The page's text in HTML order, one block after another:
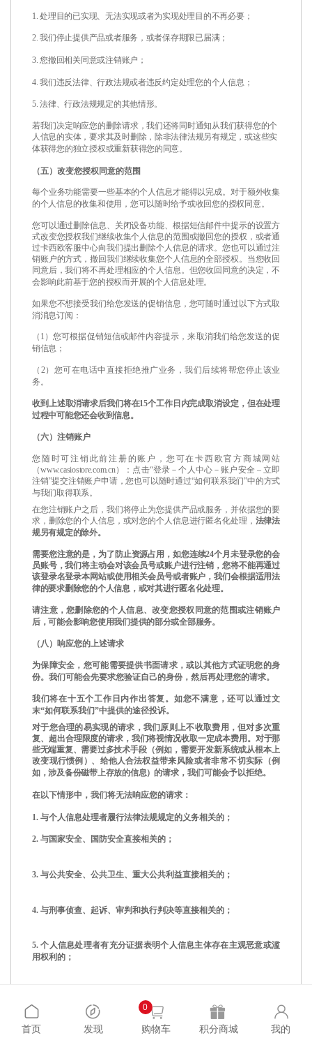
1.处理目的已实现、无法实现或者为实现处理目的不再必要；
2.我们停止提供产品或者服务，或者保存期限已届满；
3.您撤回相关同意或注销账户；
4.我们违反法律、行政法规或者违反约定处理您的个人信息；
5.法律、行政法规规定的其他情形。
若我们决定响应您的删除请求，我们还将同时通知从我们获得您的个
人信息的实体，要求其及时删除，除非法律法规另有规定，或这些实
体获得您的独立授权或重新获得您的同意。
（五）改变您授权同意的范围
每个业务功能需要一些基本的个人信息才能得以完成。对于额外收集
的个人信息的收集和使用，您可以随时给予或收回您的授权同意。
您可以通过删除信息、关闭设备功能、根据短信邮件中提示的设置方
式改变您授权我们继续收集个人信息的范围或撤回您的授权，或者通
过卡西欧客服中心向我们提出删除个人信息的请求。您也可以通过注
销账户的方式，撤回我们继续收集您个人信息的全部授权。当您收回
同意后，我们将不再处理相应的个人信息。但您收回同意的决定，不
会影响此前基于您的授权而开展的个人信息处理。
如果您不想接受我们给您发送的促销信息，您可随时通过以下方式取
消消息订阅：
（ 1 ）您可根据促销短信或邮件内容提示，来取消我们给您发送的促
销信息；
（ 2）您可在电话中直接拒绝推广业务，我们后续将帮您停止该业
务。
收到上述取消请求后我们将在15个工作日内完成取消设定，但在处理
过程中可能您还会收到信息。
（六）注销账户
您随时可注销此前注册的账户，您可在卡西欧官方商城网站
（www.casiostore.com.cn）：点击“登录－个人中心－账户安全 – 立即
注销”提交注销账户申请，您也可以随时通过“如何联系我们”中的方式
与我们取得联系。
在您注销账户之后，我们将停止为您提供产品或服务，并依据您的要
求，删除您的个人信息，或对您的个人信息进行匿名化处理， 法律法
规另有规定的除外。
需要您注意的是，为了防止资源占用，如您连续24个月未登录您的会
员账号，我们将主动会对该会员号或账户进行注销，您将不能再通过
该登录名登录本网站或使用相关会员号或者账户，我们会根据适用法
律的要求删除您的个人信息，或对其进行匿名化处理。
请注意，您删除您的个人信息、改变您授权同意的范围或注销账户
后，可能会影响您使用我们提供的部分或全部服务。
（八）响应您的上述请求
为保障安全，您可能需要提供书面请求，或以其他方式证明您的身
份。我们可能会先要求您验证自己的身份，然后再处理您的请求。
我们将在十五个工作日内作出答复。如您不满意，还可以通过文
末“如何联系我们”中提供的途径投诉。
对于您合理的易实现的请求，我们原则上不收取费用，但对多次重
复、超出合理限度的请求，我们将视情况收取一定成本费用。对于那
些无端重复、需要过多技术手段 （例如，需要开发新系统或从根本上
改变现行惯例 ） 、给他人合法权益带来风险或者非常不切实际 （例
如，涉及备份磁带上存放的信息）的请求，我们可能会予以拒绝。
在以下情形中，我们将无法响应您的请求：
1. 与个人信息处理者履行法律法规规定的义务相关的；
2. 与国家安全、国防安全直接相关的；
3. 与公共安全、公共卫生、重大公共利益直接相关的；
4. 与刑事侦查、起诉、审判和执行判决等直接相关的；
5.个人信息处理者有充分证据表明个人信息主体存在主观恶意或滥
用权利的；
但又很难得到本人同意的；
首页 发现
0
购物车 积分商城 我的